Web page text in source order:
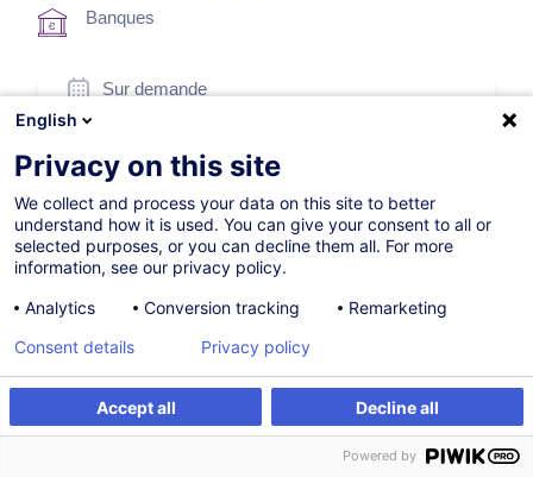
S'inscrire Formation sur mesure
Banques
Sur demande
Formation présentielle
Formation à distance
Cours du jour
French / Français
000083
220,00EUR*(+3% TVA)
Prix d’inscription de base, variable selon options choisies.
English
Privacy on this site
We collect and process your data on this site to better
understand how it is used. You can give your consent to all or
selected purposes, or you can decline them all. For more
information, see our privacy policy.
Analytics
Conversion tracking Remarketing
Accept all Decline all
Consent details Privacy policy
Powered by